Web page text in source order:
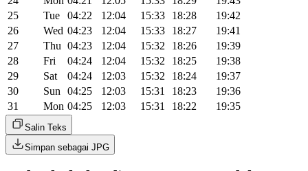
25
Tue 04:22 12:04 15:33 18:28
19:42
26
Wed 04:23 12:04 15:33 18:27
19:41
27
Thu 04:23 12:04 15:32 18:26
19:39
28
Fri 04:24 12:04 15:32 18:25
19:38
29
Sat 04:24 12:03 15:32 18:24
19:37
30
Sun 04:25 12:03 15:31 18:23
19:36
31
Mon 04:25 12:03 15:31 18:22 19:35
Salin Teks
Simpan sebagai JPG